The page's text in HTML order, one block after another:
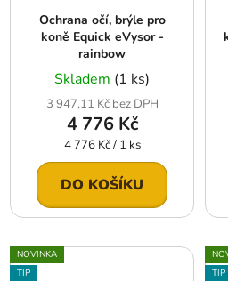
Ochrana očí, brýle pro
koně Equick eVysor -
rainbow
Skladem (1 ks)
3 947,11 Kč bez DPH
4 776 Kč
Měrná
cena:
4 776 Kč / 1 ks
DO KOŠÍKU
NOVINKA
TIP
TIP